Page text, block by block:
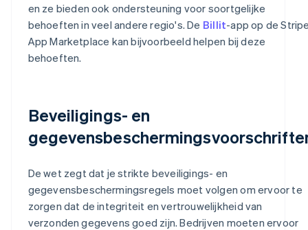
en ze bieden ook ondersteuning voor soortgelijke
behoeften in veel andere regio's. De Billit-app op de
App Marketplace kan bijvoorbeeld helpen bij deze
behoeften.
Beveiligings- en
De wet zegt dat je strikte beveiligings- en
gegevensbeschermingsregels moet volgen om ervoor te
zorgen dat de integriteit en vertrouwelijkheid van
verzonden gegevens goed zijn. Bedrijven moeten ervoor